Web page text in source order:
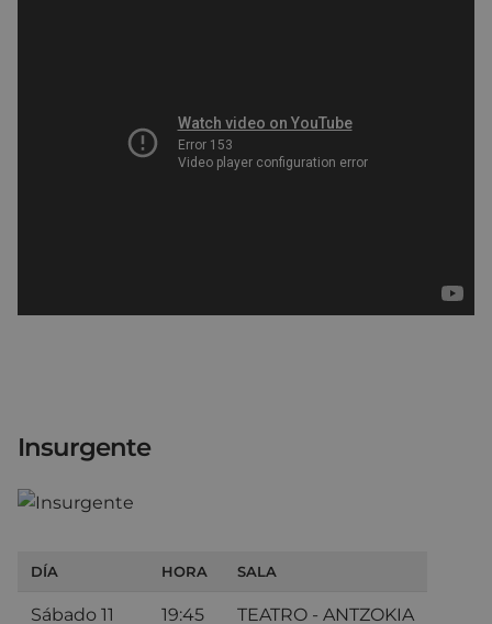
Insurgente
DÍA HORA SALA
Sábado 11 19:45 TEATRO - ANTZOKIA